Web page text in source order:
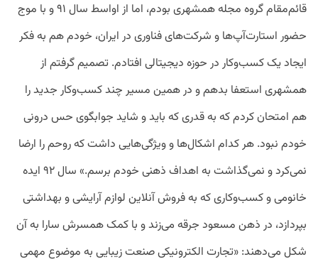
قائم‌مقام گروه مجله همشهری بودم، اما از اواسط سال ۹۱ و با موج
حضور استارت‌آپ‌ها و شرکت‌های فناوری در ایران، خودم هم به فکر
ایجاد یک کسب‌وکار در حوزه دیجیتالی افتادم. تصمیم گرفتم از
همشهری استعفا بدهم و در همین مسیر چند کسب‌وکار جدید را
هم امتحان کردم که به قدری که باید و شاید جوابگوی حس درونی
خودم نبود. هر کدام اشکال‌ها و ویژگی‌هایی داشت که روحم را ارضا
نمی‌کرد و نمی‌گذاشت به اهداف ذهنی خودم برسم.» سال ۹۲ ایده
خانومی و کسب‌وکاری که به فروش آنلاین لوازم آرایشی و بهداشتی
بپردازد، در ذهن مسعود جرقه می‌زند و با کمک همسرش سارا به آن
شکل می‌دهند: «تجارت الکترونیکی صنعت زیبایی به موضوع مهمی